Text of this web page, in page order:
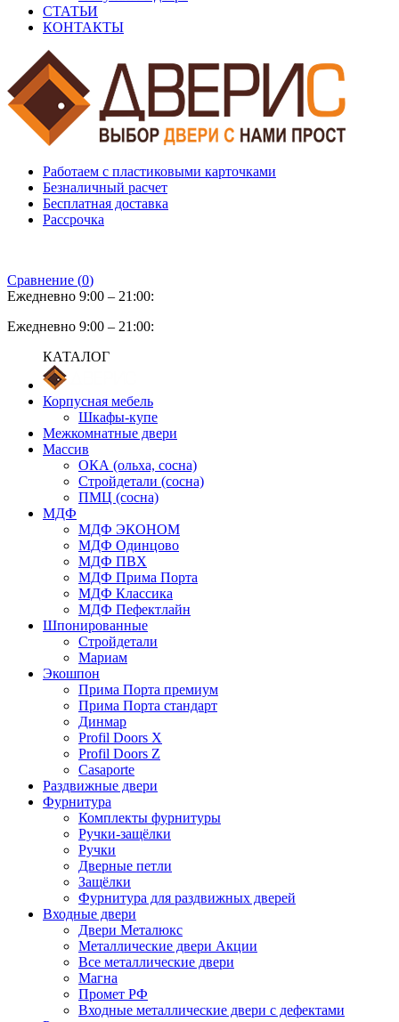
СТАТЬИ
КОНТАКТЫ
Работаем с пластиковыми карточками
Безналичный расчет
Бесплатная доставка
Рассрочка
Сравнение (0)
Ежедневно 9:00 – 21:00:
Ежедневно 9:00 – 21:00:
КАТАЛОГ
Корпусная мебель
Шкафы-купе
Межкомнатные двери
Массив
ОКА (ольха, сосна)
Стройдетали (сосна)
ПМЦ (сосна)
МДФ
МДФ ЭКОНОМ
МДФ Одинцово
МДФ ПВХ
МДФ Прима Порта
МДФ Классика
МДФ Пефектлайн
Шпонированные
Стройдетали
Мариам
Экошпон
Прима Порта премиум
Прима Порта стандарт
Динмар
Profil Doors X
Profil Doors Z
Casaporte
Раздвижные двери
Фурнитура
Комплекты фурнитуры
Ручки-защёлки
Ручки
Дверные петли
Защёлки
Фурнитура для раздвижных дверей
Входные двери
Двери Металюкс
Металлические двери Акции
Все металлические двери
Магна
Промет РФ
Входные металлические двери с дефектами